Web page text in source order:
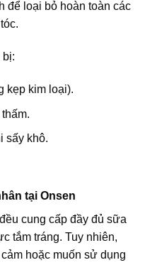
để loại bỏ hoàn toàn các
bị:
kẹp kim loại).
sấy khô.
tại Onsen
cung cấp đầy đủ sữa
tắm tráng. Tuy nhiên,
hoặc muốn sử dụng